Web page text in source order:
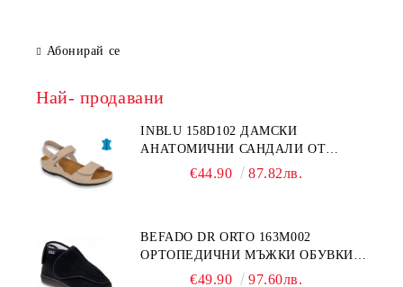
Абонирай се
Най- продавани
INBLU 158D102 ДАМСКИ
АНАТОМИЧНИ САНДАЛИ ОТ
ЕСТЕСТВЕНА КОЖА, БЕЖОВИ
€44.90 87.82лв.
BEFADO DR ORTO 163M002
ОРТОПЕДИЧНИ МЪЖКИ ОБУВКИ
ЗА ГИПСИРАН ИЛИ СВРЪХ
€49.90 97.60лв.